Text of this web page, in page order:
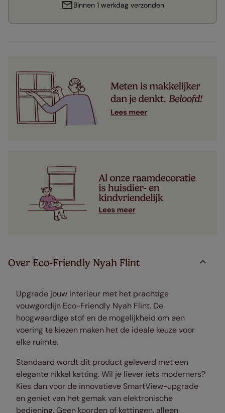
Binnen 1 werkdag verzonden
Over Eco-Friendly Nyah Flint
Upgrade jouw interieur met het prachtige
vouwgordijn Eco-Friendly Nyah Flint. De
hoogwaardige stof en de mogelijkheid om een
voering te kiezen maken het de ideale keuze voor
elke ruimte.
Standaard wordt dit product geleverd met een
elegante nikkel ketting. Wil je liever iets moderners?
Kies dan voor de innovatieve SmartView-upgrade
en geniet van het gemak van elektronische
bediening. Geen koorden of kettingen, alleen